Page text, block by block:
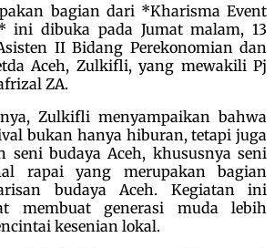
bagian dari *Kharisma Event
ini dibuka pada Jumat malam, 13
II Bidang Perekonomian dan
Aceh, Zulkifli, yang mewakili Pj
ZA.
Zulkifli menyampaikan bahwa
bukan hanya hiburan, tetapi juga
seni budaya Aceh, khususnya seni
rapai yang merupakan bagian
budaya Aceh. Kegiatan ini
membuat generasi muda lebih
kesenian lokal.